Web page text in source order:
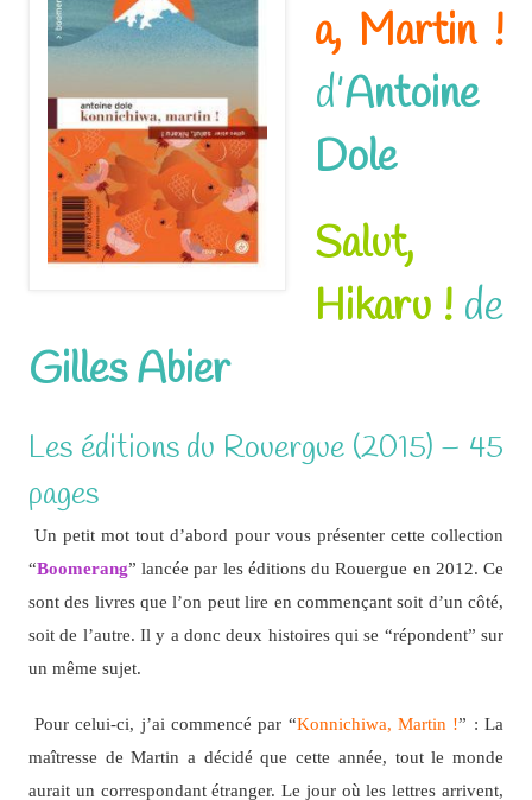
a, Martin !
d’Antoine
Dole
Salut,
Hikaru !de
Gilles Abier
Les éditions du Rouergue (2015) – 45
pages
Un petit mot tout d’abord pour vous présenter cette collection
“Boomerang” lancée par les éditions du Rouergue en 2012. Ce
sont des livres que l’on peut lire en commençant soit d’un côté,
soit de l’autre. Il y a donc deux histoires qui se “répondent” sur
un même sujet.
Pour celui-ci, j’ai commencé par “Konnichiwa, Martin !” : La
maîtresse de Martin a décidé que cette année, tout le monde
aurait un correspondant étranger. Le jour où les lettres arrivent,